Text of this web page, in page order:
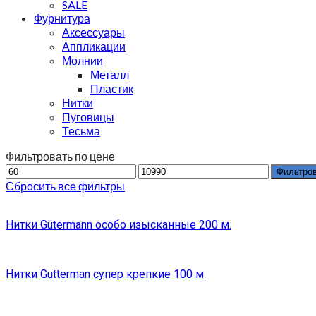
SALE
Фурнитура
Аксессуары
Аппликации
Молнии
Металл
Пластик
Нитки
Пуговицы
Тесьма
Фильтровать по цене
Сбросить все фильтры
Нитки Gütermann особо изысканные 200 м.
Нитки Gutterman супер крепкие 100 м